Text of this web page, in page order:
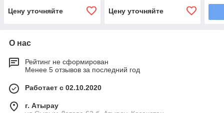
Цену уточняйте Цену уточняйте
О нас
Рейтинг не сформирован
Менее 5 отзывов за последний год
Работает с 02.10.2020
г. Атырау